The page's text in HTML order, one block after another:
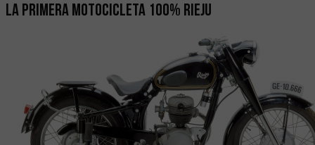
La primera motocicleta 100% RIEJU